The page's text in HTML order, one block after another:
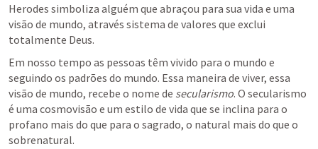
Herodes simboliza alguém que abraçou para sua vida e uma
visão de mundo, através sistema de valores que exclui
totalmente Deus.
Em nosso tempo as pessoas têm vivido para o mundo e
seguindo os padrões do mundo. Essa maneira de viver, essa
visão de mundo, recebe o nome de secularismo. O secularismo
é uma cosmovisão e um estilo de vida que se inclina para o
profano mais do que para o sagrado, o natural mais do que o
sobrenatural.